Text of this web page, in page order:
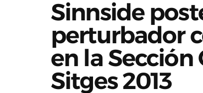
Sinnside
perturbador
en la Sección
Sitges 2013